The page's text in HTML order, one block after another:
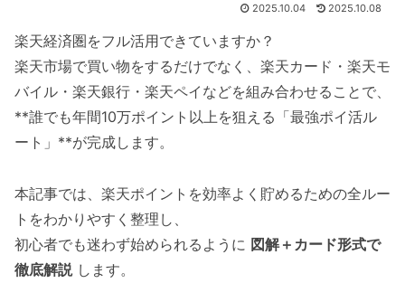
2025.10.04 2025.10.08
楽天経済圏をフル活用できていますか？
楽天市場で買い物をするだけでなく、楽天カード・楽天モ
バイル・楽天銀行・楽天ペイなどを組み合わせることで、
**誰でも年間10万ポイント以上を狙える「最強ポイ活ル
ート」**が完成します。
本記事では、楽天ポイントを効率よく貯めるための全ルー
トをわかりやすく整理し、
初心者でも迷わず始められるように 図解＋カード形式で
徹底解説します。